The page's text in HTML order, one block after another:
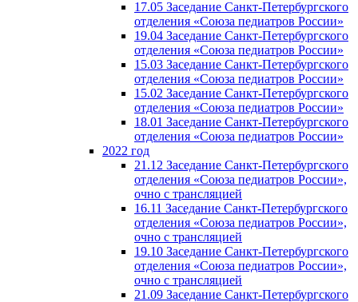
17.05 Заседание Санкт-Петербургского
отделения «Союза педиатров России»
19.04 Заседание Санкт-Петербургского
отделения «Союза педиатров России»
15.03 Заседание Санкт-Петербургского
отделения «Союза педиатров России»
15.02 Заседание Санкт-Петербургского
отделения «Союза педиатров России»
18.01 Заседание Санкт-Петербургского
отделения «Союза педиатров России»
2022 год
21.12 Заседание Санкт-Петербургского
отделения «Союза педиатров России»,
очно с трансляцией
16.11 Заседание Санкт-Петербургского
отделения «Союза педиатров России»,
очно с трансляцией
19.10 Заседание Санкт-Петербургского
отделения «Союза педиатров России»,
очно с трансляцией
21.09 Заседание Санкт-Петербургского